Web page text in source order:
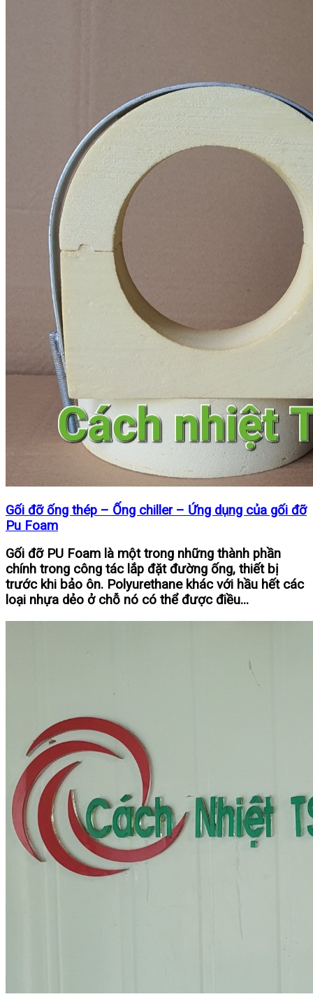
Gối đỡ ống thép – Ống chiller – Ứng dụng của gối đỡ
Pu Foam
Gối đỡ PU Foam là một trong những thành phần
chính trong công tác lắp đặt đường ống, thiết bị
trước khi bảo ôn. Polyurethane khác với hầu hết các
loại nhựa dẻo ở chỗ nó có thể được điều...